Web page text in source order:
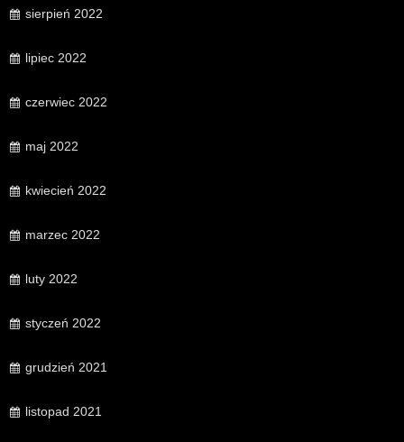
sierpień 2022
lipiec 2022
czerwiec 2022
maj 2022
kwiecień 2022
marzec 2022
luty 2022
styczeń 2022
grudzień 2021
listopad 2021